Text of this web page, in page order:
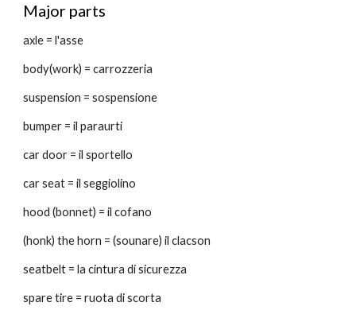
Major parts
axle = l'asse
body(work) = carrozzeria
suspension = sospensione
bumper = il paraurti
car door = il sportello
car seat = il seggiolino
hood (bonnet) = il cofano
(honk) the horn = (sounare) il clacson
seatbelt = la cintura di sicurezza
spare tire = ruota di scorta